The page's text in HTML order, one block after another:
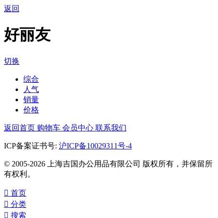
返回
好丽友
切换
综合
人气
销量
价格
返回首页 购物车 会员中心 联系我们
ICP备案证书号: 沪ICP备10029311号-4
© 2005-2026 上海吉国办公用品有限公司 版权所有，并保留所
有权利。
 首页
 分类
 搜索